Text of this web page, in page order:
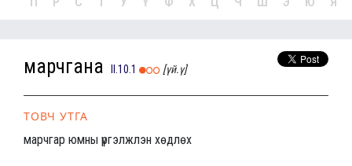
марчгана II.10.1 [үй.ү]
ТОВЧ УТГА
марчгар юмны үргэлжлэн хөдлөх